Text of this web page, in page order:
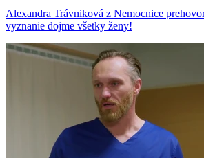
Alexandra Trávniková z Nemocnice
vyznanie dojme všetky ženy!